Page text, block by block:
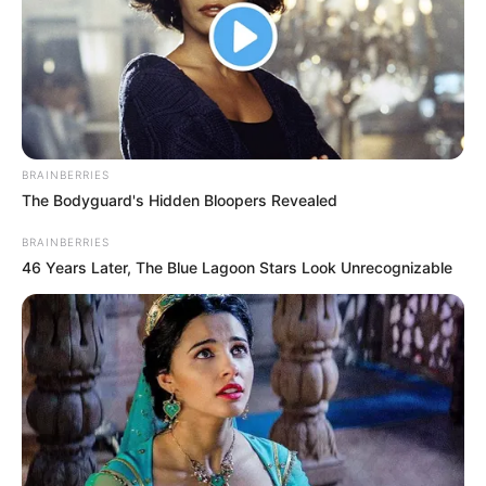
chamadas de pautas-bomba em tramitação no Congresso.
A vantagem que nenhum outro projeto tem
Irajá destacou o que distingue a PEC 14 de todas as outras
propostas em disputa
: "Por se tratar de uma emenda
constitucional, ela não passa pela sanção presidencial. Seus efeitos
passam a valer após a promulgação."
BRAINBERRIES
The Bodyguard's Hidden Bloopers Revealed
BRAINBERRIES
46 Years Later, The Blue Lagoon Stars Look Unrecognizable